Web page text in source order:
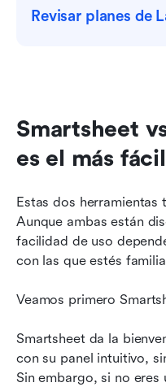
Revisar planes de
Smartsheet
es el más
Estas dos herramientas
Aunque ambas están
facilidad de uso
con las que estés
Veamos primero
Smartsheet da la
con su panel intuitivo,
Sin embargo, si no eres